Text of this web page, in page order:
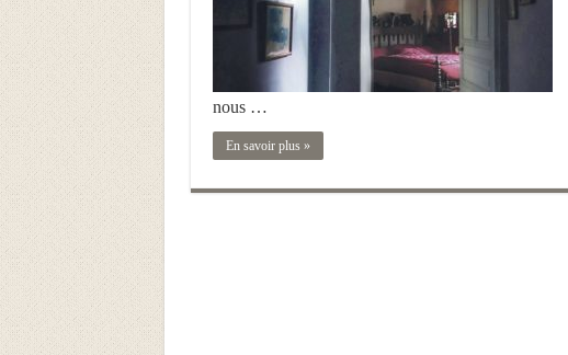
nous …
En savoir plus »